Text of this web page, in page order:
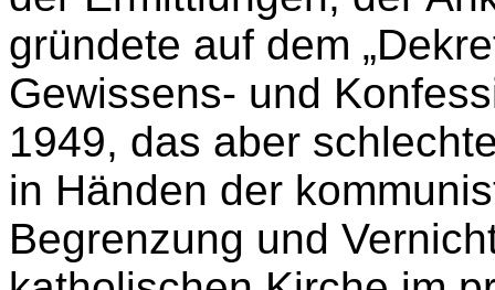
gründete auf dem
Gewissens- und
1949, das aber
in Händen der
Begrenzung und